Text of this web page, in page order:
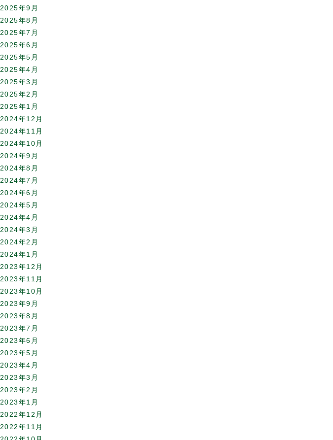
2025年9月
2025年8月
2025年7月
2025年6月
2025年5月
2025年4月
2025年3月
2025年2月
2025年1月
2024年12月
2024年11月
2024年10月
2024年9月
2024年8月
2024年7月
2024年6月
2024年5月
2024年4月
2024年3月
2024年2月
2024年1月
2023年12月
2023年11月
2023年10月
2023年9月
2023年8月
2023年7月
2023年6月
2023年5月
2023年4月
2023年3月
2023年2月
2023年1月
2022年12月
2022年11月